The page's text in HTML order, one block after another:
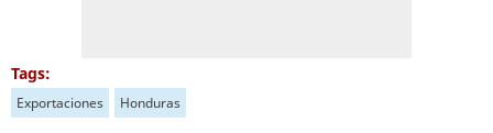
Tags:
Exportaciones Honduras